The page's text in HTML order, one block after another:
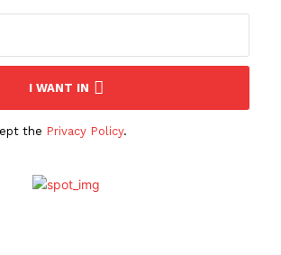
I WANT IN
the Privacy Policy.